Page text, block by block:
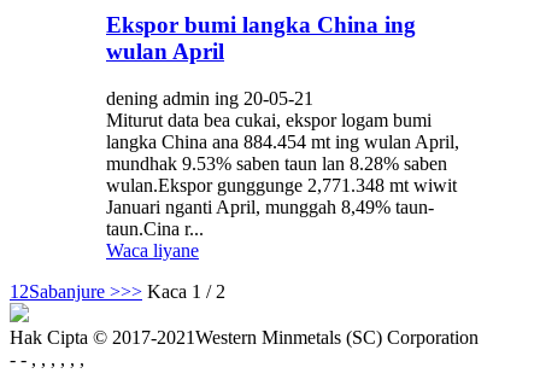
Ekspor bumi langka China ing
wulan April
dening admin ing 20-05-21
Miturut data bea cukai, ekspor logam bumi
langka China ana 884.454 mt ing wulan April,
mundhak 9.53% saben taun lan 8.28% saben
wulan.Ekspor gunggunge 2,771.348 mt wiwit
Januari nganti April, munggah 8,49% taun-
taun.Cina r...
Waca liyane
1 2Sabanjure >>> Kaca 1 / 2
Hak Cipta © 2017-2021Western Minmetals (SC) Corporation
- - , , , , , ,